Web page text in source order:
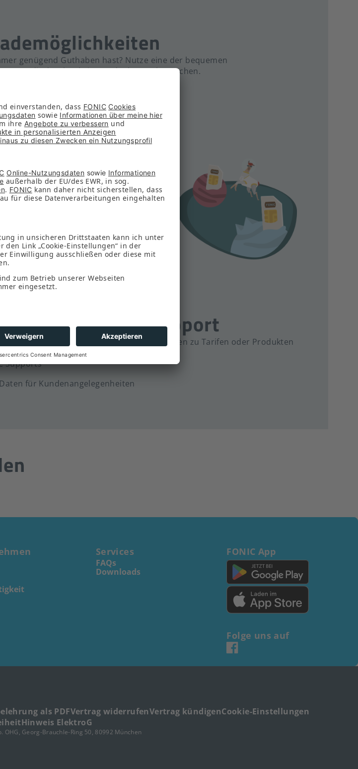
genügend Guthaben hast? Nutze eine der bequemen
dir darüber keine Gedanken mehr machen.
Aufladung vom hinterlegten Bankkonto
dein Guthaben unter 4 € fällt
von 10 € oder 20 €
prüfen, welcher Tarif am besten zu
zum FONIC Support
gut beraten sein? Falls du unterwegs Fragen zu Tarifen oder Produkten
gerne weiter.
Supports
für Kundenangelegenheiten
Services
FAQs
Downloads
FONIC App
Folge uns auf
als PDFVertrag widerrufenVertrag kündigenCookie-Einstellungen
Hinweis ElektroG
OHG, Georg-Brauchle-Ring 50, 80992 München